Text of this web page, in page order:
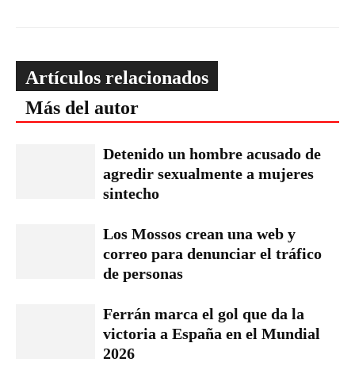
Artículos relacionados
Más del autor
Detenido un hombre acusado de
agredir sexualmente a mujeres
sintecho
Los Mossos crean una web y
correo para denunciar el tráfico
de personas
Ferrán marca el gol que da la
victoria a España en el Mundial
2026